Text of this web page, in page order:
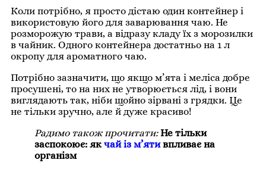
Коли потрібно, я просто дістаю один контейнер і
використовую його для заварювання чаю. Не
розморожую трави, а відразу кладу їх з морозилки
в чайник. Одного контейнера достатньо на 1 л
окропу для ароматного чаю.
Потрібно зазначити, що якщо м’ята і меліса добре
просушені, то на них не утворюється лід, і вони
виглядають так, ніби щойно зірвані з грядки. Це
не тільки зручно, але й дуже красиво!
Радимо також прочитати: Не тільки
заспокоює: якчай із м’ятивпливає на
організм